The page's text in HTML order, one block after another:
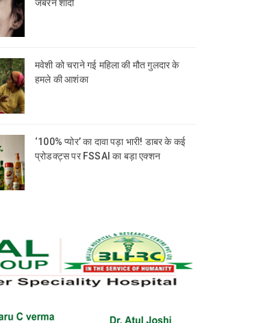
जबरन शादी
मवेशी को चराने गई महिला की मौत गुलदार के
हमले की आशंका
‘100% प्योर’ का दावा पड़ा भारी! डाबर के कई
प्रोडक्ट्स पर FSSAI का बड़ा एक्शन